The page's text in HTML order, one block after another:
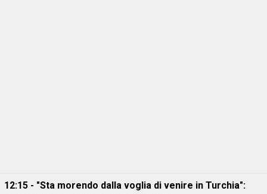
12:15 - "Sta morendo dalla voglia di venire in Turchia":